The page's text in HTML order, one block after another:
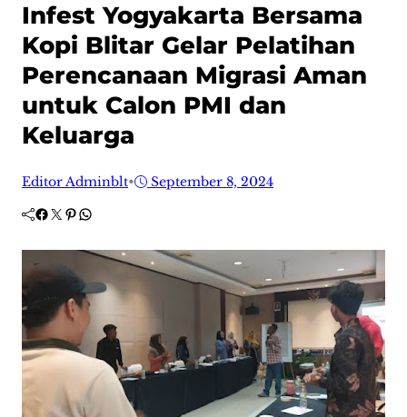
Infest Yogyakarta Bersama
Kopi Blitar Gelar Pelatihan
Perencanaan Migrasi Aman
untuk Calon PMI dan
Keluarga
Editor Adminblt• September 8, 2024
Facebook Twitter Pinterest WhatsApp